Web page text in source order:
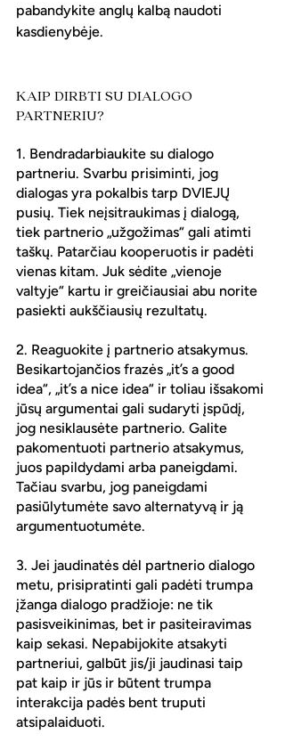
pabandykite anglų kalbą naudoti
kasdienybėje.
KAIP DIRBTI SU DIALOGO
PARTNERIU?
1. Bendradarbiaukite su dialogo
partneriu. Svarbu prisiminti, jog
dialogas yra pokalbis tarp DVIEJŲ
pusių. Tiek neįsitraukimas į dialogą,
tiek partnerio „užgožimas“ gali atimti
taškų. Patarčiau kooperuotis ir padėti
vienas kitam. Juk sėdite „vienoje
valtyje“ kartu ir greičiausiai abu norite
pasiekti aukščiausių rezultatų.
2. Reaguokite į partnerio atsakymus.
Besikartojančios frazės „it’s a good
idea“, „it’s a nice idea“ ir toliau išsakomi
jūsų argumentai gali sudaryti įspūdį,
jog nesiklausėte partnerio. Galite
pakomentuoti partnerio atsakymus,
juos papildydami arba paneigdami.
Tačiau svarbu, jog paneigdami
pasiūlytumėte savo alternatyvą ir ją
argumentuotumėte.
3. Jei jaudinatės dėl partnerio dialogo
metu, prisipratinti gali padėti trumpa
įžanga dialogo pradžioje: ne tik
pasisveikinimas, bet ir pasiteiravimas
kaip sekasi. Nepabijokite atsakyti
partneriui, galbūt jis/ji jaudinasi taip
pat kaip ir jūs ir būtent trumpa
interakcija padės bent truputi
atsipalaiduoti.